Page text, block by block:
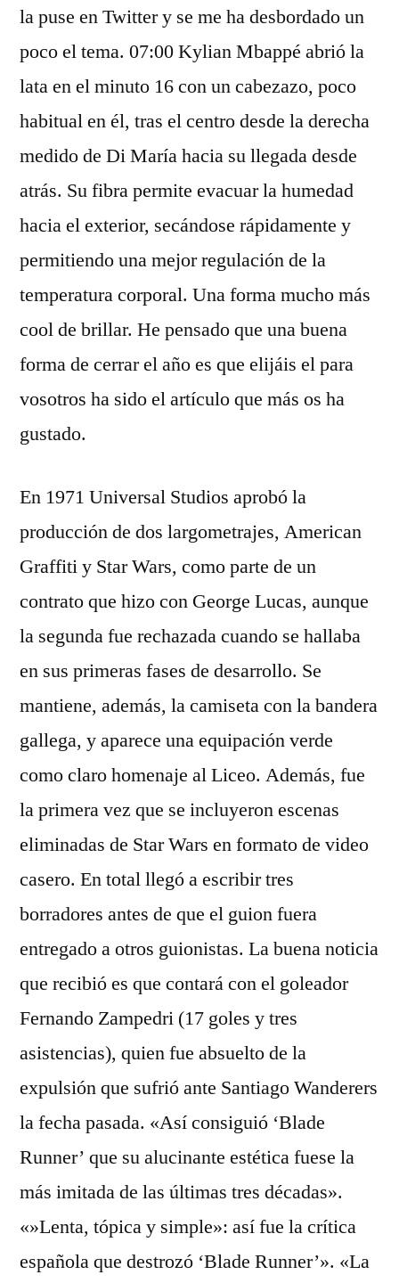
la puse en Twitter y se me ha desbordado un
poco el tema. 07:00 Kylian Mbappé abrió la
lata en el minuto 16 con un cabezazo, poco
habitual en él, tras el centro desde la derecha
medido de Di María hacia su llegada desde
atrás. Su fibra permite evacuar la humedad
hacia el exterior, secándose rápidamente y
permitiendo una mejor regulación de la
temperatura corporal. Una forma mucho más
cool de brillar. He pensado que una buena
forma de cerrar el año es que elijáis el para
vosotros ha sido el artículo que más os ha
gustado.
En 1971 Universal Studios aprobó la
producción de dos largometrajes, American
Graffiti y Star Wars, como parte de un
contrato que hizo con George Lucas, aunque
la segunda fue rechazada cuando se hallaba
en sus primeras fases de desarrollo. Se
mantiene, además, la camiseta con la bandera
gallega, y aparece una equipación verde
como claro homenaje al Liceo. Además, fue
la primera vez que se incluyeron escenas
eliminadas de Star Wars en formato de video
casero. En total llegó a escribir tres
borradores antes de que el guion fuera
entregado a otros guionistas. La buena noticia
que recibió es que contará con el goleador
Fernando Zampedri (17 goles y tres
asistencias), quien fue absuelto de la
expulsión que sufrió ante Santiago Wanderers
la fecha pasada. «Así consiguió ‘Blade
Runner’ que su alucinante estética fuese la
más imitada de las últimas tres décadas».
«»Lenta, tópica y simple»: así fue la crítica
española que destrozó ‘Blade Runner’». «La